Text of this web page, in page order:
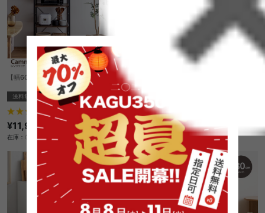
【幅60cm】Cammy レンジラック
送料無料 オススメ
¥11,999
在庫：〇
納
送料無料
¥12,999
在庫：〇